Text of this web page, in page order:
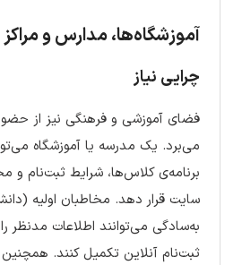
آموزشگاه‌ها، مدارس و
چرایی نیاز
فضای آموزشی و فرهنگی نیز از حضور
می‌برد. یک مدرسه یا آموزشگاه
برنامه‌ی کلاس‌ها، شرایط ثبت‌نام و
سایت قرار دهد. مخاطبان اولیه
به‌سادگی می‌توانند اطلاعات مدنظر
ثبت‌نام آنلاین تکمیل کنند.